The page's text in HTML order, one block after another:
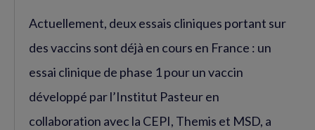
Actuellement, deux essais cliniques portant sur
des vaccins sont déjà en cours en France : un
essai clinique de phase 1 pour un vaccin
développé par l’Institut Pasteur en
collaboration avec la CEPI, Themis et MSD, a